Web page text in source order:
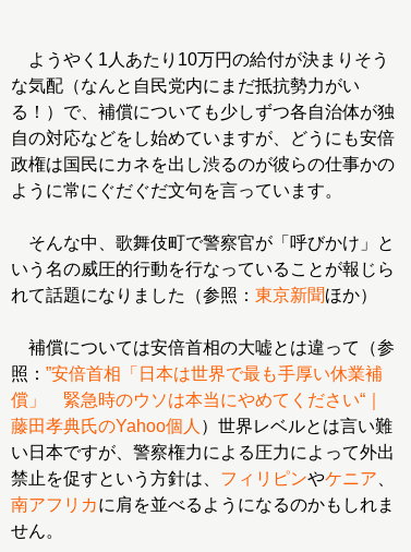
ようやく1人あたり10万円の給付が決まりそう
な気配（なんと自民党内にまだ抵抗勢力がい
る！）で、補償についても少しずつ各自治体が独
自の対応などをし始めていますが、どうにも安倍
政権は国民にカネを出し渋るのが彼らの仕事かの
ように常にぐだぐだ文句を言っています。
そんな中、歌舞伎町で警察官が「呼びかけ」と
いう名の威圧的行動を行なっていることが報じら
れて話題になりました（参照： 東京新聞ほか）
補償については安倍首相の大嘘とは違って（参
照： ”安倍首相「日本は世界で最も手厚い休業補
償」 緊急時のウソは本当にやめてください“｜
藤田孝典氏のYahoo個人 ）世界レベルとは言い難
い日本ですが、警察権力による圧力によって外出
禁止を促すという方針は、 フィリピンやケニア
南アフリカに肩を並べるようになるのかもしれま
せん。